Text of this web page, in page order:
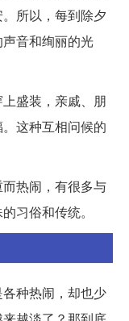
所以，每到除夕
音和绚丽的光
盛装，亲戚、朋
这种互相问候的
热闹，有很多与
习俗和传统。
种热闹，却也少